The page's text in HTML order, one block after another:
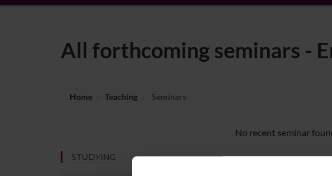
All forthcoming seminars -
Home Teaching Seminars
STUDYING
No recent seminar